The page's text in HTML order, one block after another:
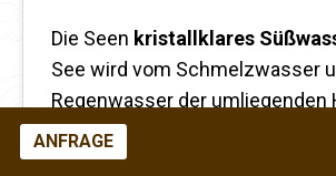
Die Seen kristallklares
See wird vom Schmelzwasser
Regenwasser der umliegenden
gespeist und bewahrt so seinen
unberührten Naturzustand. Er
ANFRAGE